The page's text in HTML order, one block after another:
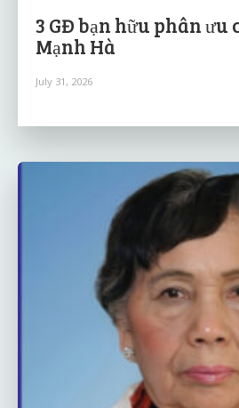
3 GĐ bạn hữu phân ưu
Mạnh Hà
July 31, 2026